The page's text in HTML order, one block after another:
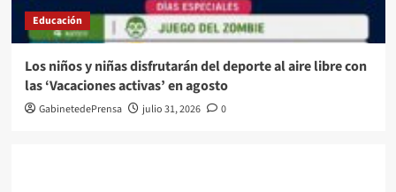
Educación
Los niños y niñas disfrutarán del deporte al aire libre con
las ‘Vacaciones activas’ en agosto
GabinetedePrensa julio 31, 2026 0